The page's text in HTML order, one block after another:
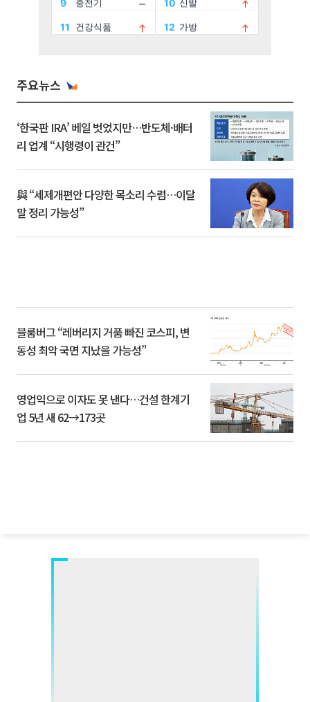
주요뉴스
‘한국판 IRA’ 베일 벗었지만…반도체·배터
리 업계 “시행령이 관건”
與 “세제개편안 다양한 목소리 수렴…이달
말 정리 가능성”
블룸버그 “레버리지 거품 빠진 코스피, 변
동성 최악 국면 지났을 가능성”
영업익으로 이자도 못 낸다…건설 한계기
업 5년 새 62→173곳